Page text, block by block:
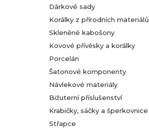
Dárkové sady
Korálky z přírodních materiálů
Skleněné kabošony
Kovové přívěsky a korálky
Porcelán
Šatonové komponenty
Návlekové materiály
Bižuterní příslušenství
Krabičky, sáčky a šperkovnice
Střapce